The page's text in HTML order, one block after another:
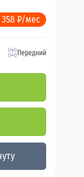
358 ₽/мес
Передний